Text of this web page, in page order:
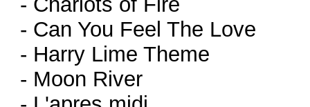
- Can You Feel The Love
- Harry Lime Theme
- Moon River